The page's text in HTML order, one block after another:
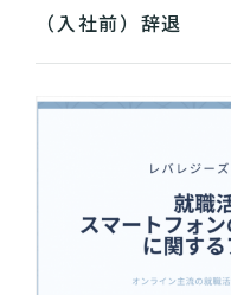
（入社前）辞退